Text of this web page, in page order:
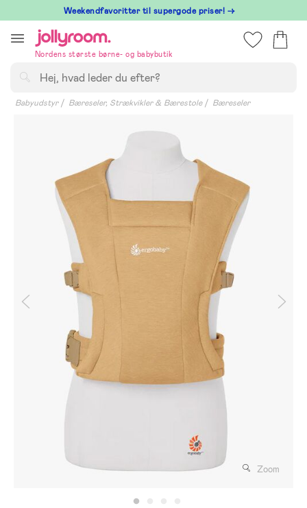
till
innehållet
⁠ Weekendfavoritter til supergode priser! →
Nordens største børne- og babybutik
Babyudstyr Bæreseler, Strækvikler & Bærestole Bæreseler
Zoom